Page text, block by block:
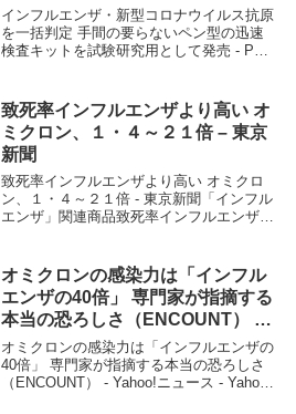
研究用として発売 – PR TIMES
インフルエンザ・新型コロナウイルス抗原
を一括判定 手間の要らないペン型の迅速
検査キットを試験研究用として発売 - PR
判定 手間の要らないペン型の迅速検査キ
ッ...
致死率インフルエンザより高い オ
ミクロン、１・４～２１倍 – 東京
新聞
致死率インフルエンザより高い オミクロ
ン、１・４～２１倍 - 東京新聞「インフル
エンザ」関連商品致死率インフルエンザよ
クロン、１・４～２１倍東京新聞
オミクロンの感染力は「インフル
エンザの40倍」 専門家が指摘する
本当の恐ろしさ（ENCOUNT） –
Yahoo!ニュース – Yahoo!ニュー
ス
オミクロンの感染力は「インフルエンザの
40倍」 専門家が指摘する本当の恐ろしさ
（ENCOUNT） - Yahoo!ニュース - Yahoo!